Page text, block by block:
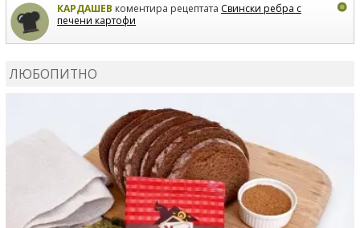
КАРДАШЕВ коментира рецептата Свински ребра с
печени картофи
ЛЮБОПИТНО